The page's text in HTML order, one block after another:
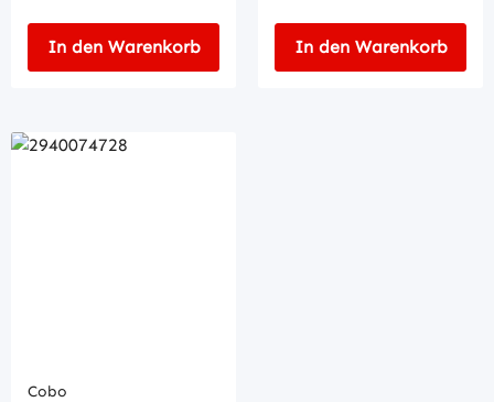
In den Warenkorb In den Warenkorb
Cobo